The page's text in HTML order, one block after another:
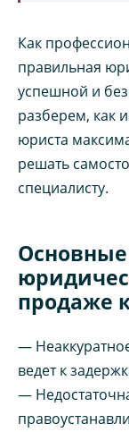
Как
правильная
успешной и
разберем, как
юриста
решать
специалисту.
продаже
—
ведет к
—